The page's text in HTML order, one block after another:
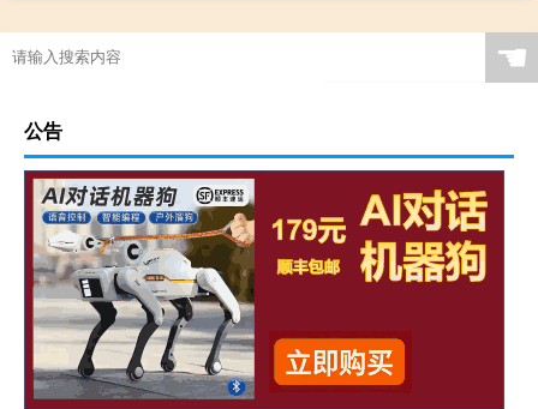
邬挺嘉为什么没进cba
艾尔登法环多人联机很卡 ☚
公告